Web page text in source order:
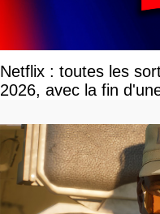
Netflix : toutes les
2026, avec la fin